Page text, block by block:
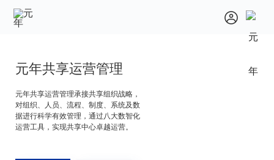
元年共享运营管理
元年共享运营管理承接共享组织战略，
对组织、人员、流程、制度、系统及数
据进行科学有效管理，通过八大数智化
运营工具，实现共享中心卓越运营。